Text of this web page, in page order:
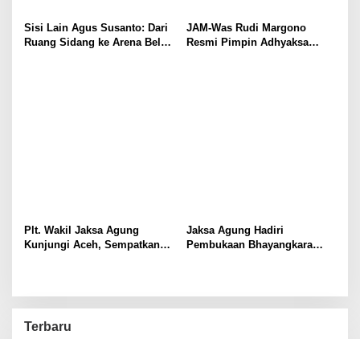
Sisi Lain Agus Susanto: Dari
Ruang Sidang ke Arena Bela
JAM-Was Rudi Margono
Resmi Pimpin Adhyaksa
Plt. Wakil Jaksa Agung
Kunjungi Aceh, Sempatkan
Jaksa Agung Hadiri
Pembukaan Bhayangkara
Terbaru